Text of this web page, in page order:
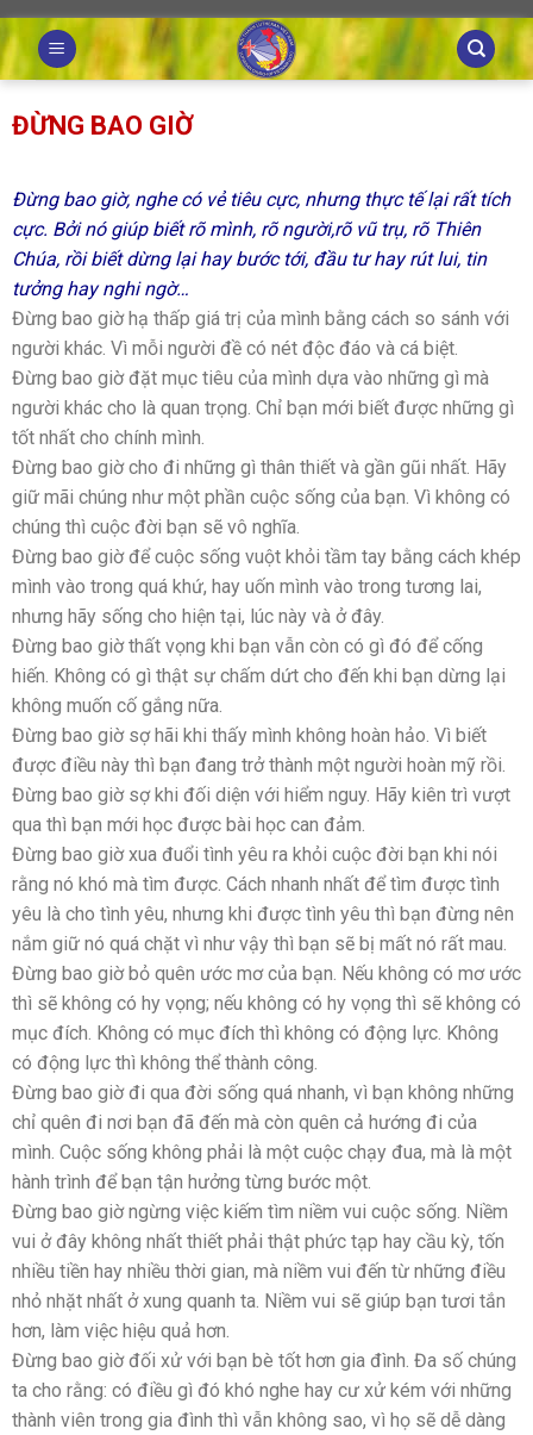
Skip
to
content
ĐỪNG BAO GIỜ
Đừng bao giờ, nghe có vẻ tiêu cực, nhưng thực tế lại rất tích
cực. Bởi nó giúp biết rõ mình, rõ người,rõ vũ trụ, rõ Thiên
Chúa, rồi biết dừng lại hay bước tới, đầu tư hay rút lui, tin
tưởng hay nghi ngờ…
Đừng bao giờ hạ thấp giá trị của mình bằng cách so sánh với
người khác. Vì mỗi người đề có nét độc đáo và cá biệt.
Đừng bao giờ đặt mục tiêu của mình dựa vào những gì mà
người khác cho là quan trọng. Chỉ bạn mới biết được những gì
tốt nhất cho chính mình.
Đừng bao giờ cho đi những gì thân thiết và gần gũi nhất. Hãy
giữ mãi chúng như một phần cuộc sống của bạn. Vì không có
chúng thì cuộc đời bạn sẽ vô nghĩa.
Đừng bao giờ để cuộc sống vuột khỏi tầm tay bằng cách khép
mình vào trong quá khứ, hay uốn mình vào trong tương lai,
nhưng hãy sống cho hiện tại, lúc này và ở đây.
Đừng bao giờ thất vọng khi bạn vẫn còn có gì đó để cống
hiến. Không có gì thật sự chấm dứt cho đến khi bạn dừng lại
không muốn cố gắng nữa.
Đừng bao giờ sợ hãi khi thấy mình không hoàn hảo. Vì biết
được điều này thì bạn đang trở thành một người hoàn mỹ rồi.
Đừng bao giờ sợ khi đối diện với hiểm nguy. Hãy kiên trì vượt
qua thì bạn mới học được bài học can đảm.
Đừng bao giờ xua đuổi tình yêu ra khỏi cuộc đời bạn khi nói
rằng nó khó mà tìm được. Cách nhanh nhất để tìm được tình
yêu là cho tình yêu, nhưng khi được tình yêu thì bạn đừng nên
nắm giữ nó quá chặt vì như vậy thì bạn sẽ bị mất nó rất mau.
Đừng bao giờ bỏ quên ước mơ của bạn. Nếu không có mơ ước
thì sẽ không có hy vọng; nếu không có hy vọng thì sẽ không có
mục đích. Không có mục đích thì không có động lực. Không
có động lực thì không thể thành công.
Đừng bao giờ đi qua đời sống quá nhanh, vì bạn không những
chỉ quên đi nơi bạn đã đến mà còn quên cả hướng đi của
mình. Cuộc sống không phải là một cuộc chạy đua, mà là một
hành trình để bạn tận hưởng từng bước một.
Đừng bao giờ ngừng việc kiếm tìm niềm vui cuộc sống. Niềm
vui ở đây không nhất thiết phải thật phức tạp hay cầu kỳ, tốn
nhiều tiền hay nhiều thời gian, mà niềm vui đến từ những điều
nhỏ nhặt nhất ở xung quanh ta. Niềm vui sẽ giúp bạn tươi tắn
hơn, làm việc hiệu quả hơn.
Đừng bao giờ đối xử với bạn bè tốt hơn gia đình. Đa số chúng
ta cho rằng: có điều gì đó khó nghe hay cư xử kém với những
thành viên trong gia đình thì vẫn không sao, vì họ sẽ dễ dàng